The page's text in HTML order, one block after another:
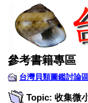
參考書籍專區
台灣貝類圖鑑討
Topic: 收集微